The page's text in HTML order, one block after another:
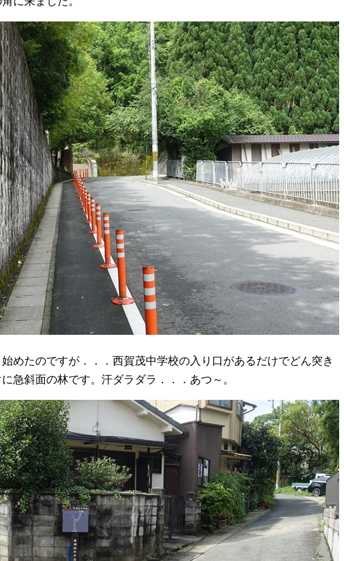
めたのですが．．．西賀茂中学校の入り口があるだけでどん突き
急斜面の林です。汗ダラダラ．．．あつ～。